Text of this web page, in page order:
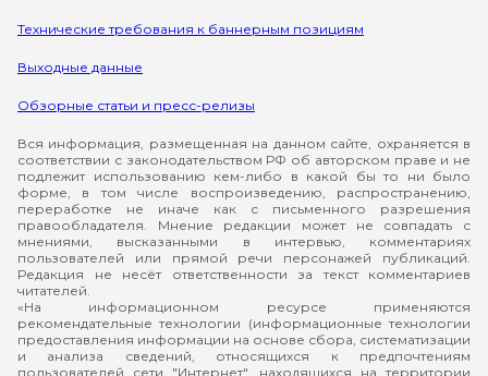
Технические требования к баннерным позициям
Выходные данные
Обзорные статьи и пресс-релизы
Вся информация, размещенная на данном сайте, охраняется в
соответствии с законодательством РФ об авторском праве и не
подлежит использованию кем-либо в какой бы то ни было
форме, в том числе воспроизведению, распространению,
переработке не иначе как с письменного разрешения
правообладателя. Мнение редакции может не совпадать с
мнениями, высказанными в интервью, комментариях
пользователей или прямой речи персонажей публикаций.
Редакция не несёт ответственности за текст комментариев
читателей.
«На информационном ресурсе применяются
рекомендательные технологии (информационные технологии
предоставления информации на основе сбора, систематизации
и анализа сведений, относящихся к предпочтениям
пользователей сети "Интернет", находящихся на территории